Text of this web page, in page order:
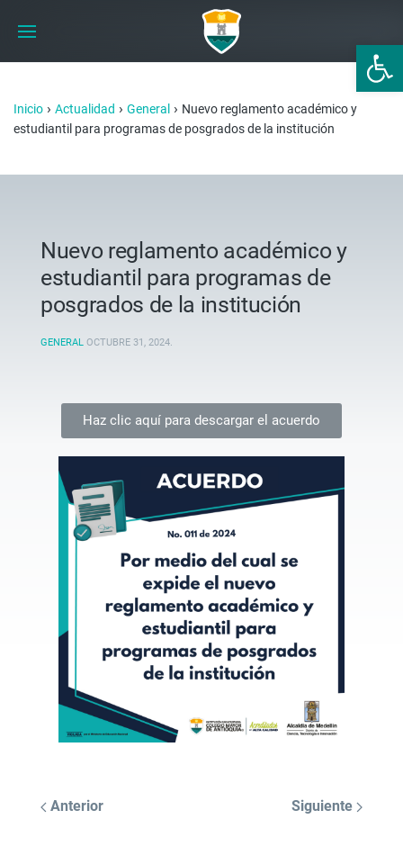
Abrir
Inicio › Actualidad › General › Nuevo reglamento académico y
estudiantil para programas de posgrados de la institución
Nuevo reglamento académico y
estudiantil para programas de
posgrados de la institución
GENERAL OCTUBRE 31, 2024.
Haz clic aquí para descargar el acuerdo
Anterior Siguiente